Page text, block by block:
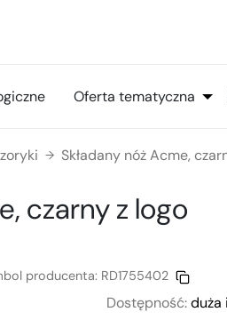
Oferta tematyczna
→ Składany nóż Acme,
czarnyz logo
producenta: RD1755402
Dostępność:duża